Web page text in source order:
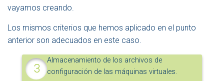
vayamos creando.
Los mismos criterios que hemos aplicado en el punto
anterior son adecuados en este caso.
Almacenamiento de los archivos de
configuración de las máquinas virtuales.